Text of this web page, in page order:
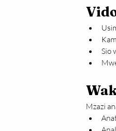
Sio
Mzazi